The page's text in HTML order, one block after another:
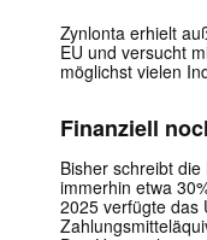
Zynlonta erhielt
EU und versucht
möglichst vielen
Finanziell
Bisher schreibt
immerhin etwa
2025 verfügte das